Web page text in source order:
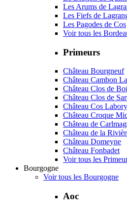
Les Arums de
Les Fiefs de
Les Pagodes de Cos
Voir tous les
Primeurs
Château Bourgneuf
Château Cambon
Château Clos de
Château Clos de
Château Cos Labory
Château Croque
Château de
Château de la
Château Domeyne
Château Fonbadet
Voir tous les
Bourgogne
Voir tous les Bourgogne
Aoc